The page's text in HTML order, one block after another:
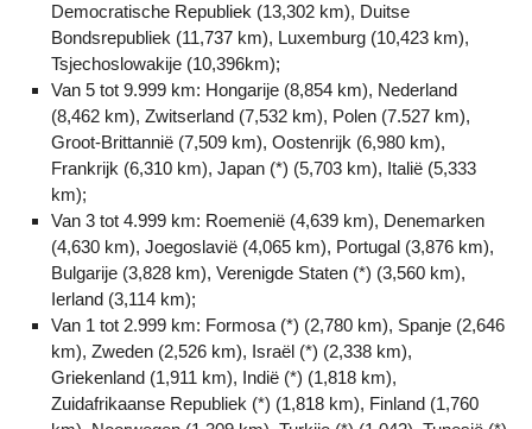
Democratische Republiek (13,302 km), Duitse
Bondsrepubliek (11,737 km), Luxemburg (10,423 km),
Tsjechoslowakije (10,396km);
Van 5 tot 9.999 km: Hongarije (8,854 km), Nederland
(8,462 km), Zwitserland (7,532 km), Polen (7.527 km),
Groot-Brittannië (7,509 km), Oostenrijk (6,980 km),
Frankrijk (6,310 km), Japan (*) (5,703 km), Italië (5,333
km);
Van 3 tot 4.999 km: Roemenië (4,639 km), Denemarken
(4,630 km), Joegoslavië (4,065 km), Portugal (3,876 km),
Bulgarije (3,828 km), Verenigde Staten (*) (3,560 km),
Ierland (3,114 km);
Van 1 tot 2.999 km: Formosa (*) (2,780 km), Spanje (2,646
km), Zweden (2,526 km), Israël (*) (2,338 km),
Griekenland (1,911 km), Indië (*) (1,818 km),
Zuidafrikaanse Republiek (*) (1,818 km), Finland (1,760